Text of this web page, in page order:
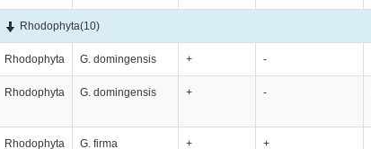
Rhodophyta(10)
Rhodophyta G. domingensis + -
Rhodophyta G. domingensis + -
Rhodophyta G. firma + +